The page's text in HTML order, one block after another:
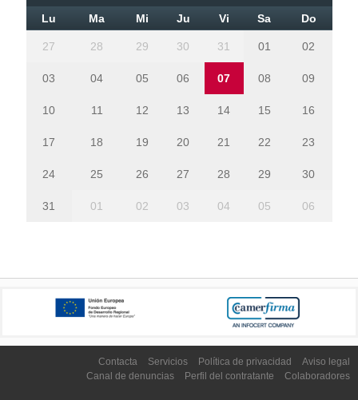
Lu Ma Mi Ju Vi Sa Do
27 28 29 30 31 01 02
03 04 05 06 07 08 09
10 11 12 13 14 15 16
17 18 19 20 21 22 23
24 25 26 27 28 29 30
31 01 02 03 04 05 06
Contacta Servicios Política de privacidad
Aviso legal
Canal de denuncias
Perfil del contratante Colaboradores